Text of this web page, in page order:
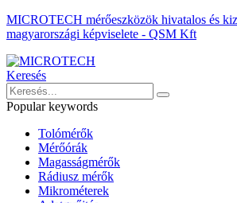
MICROTECH mérőeszközök hivatalos és
magyarországi képviselete - QSM Kft
Keresés
Popular keywords
Tolómérők
Mérőórák
Magasságmérők
Rádiusz mérők
Mikrométerek